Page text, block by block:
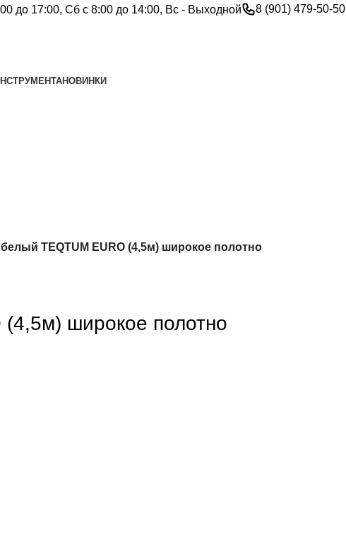
до 17:00, Сб с 8:00 до 14:00, Вс - Выходной 8 (901) 479-50-50
НОВИНКИ
TEQTUM EURO (4,5м) широкое полотно
широкое полотно